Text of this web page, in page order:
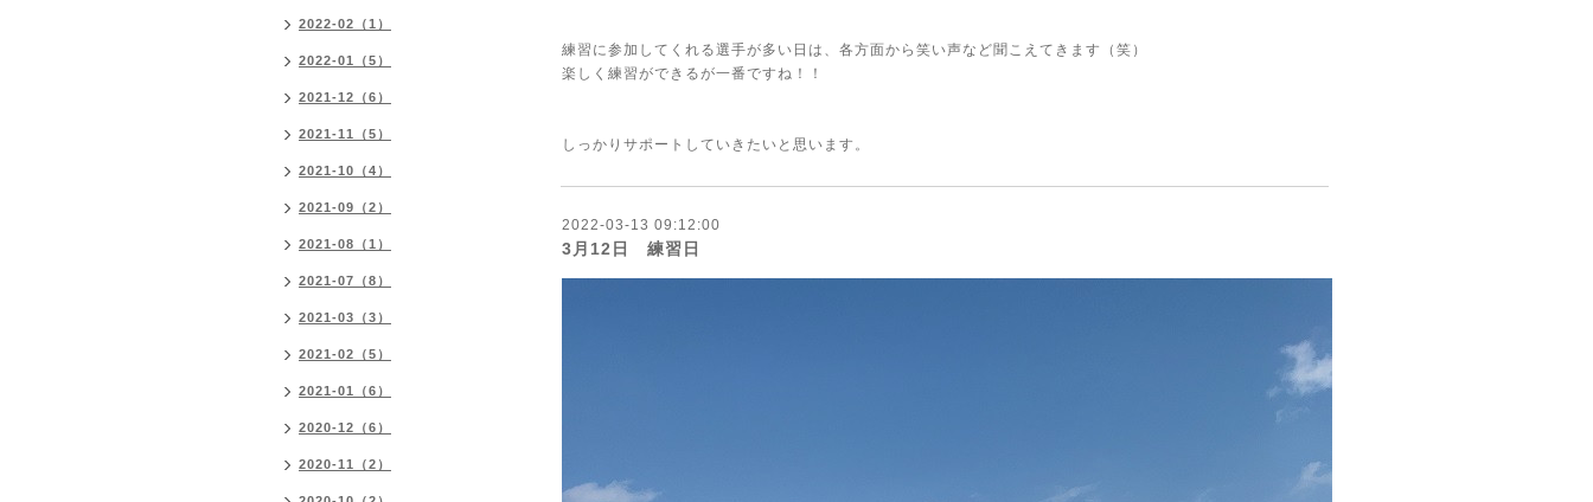
練習に参加してくれる選手が多い日は、各方面から笑い声など聞こえてきます（笑）
楽しく練習ができるが一番ですね！！
しっかりサポートしていきたいと思います。
2022-03-13 09:12:00
3月12日 練習日
2022-02（1）
2022-01（5）
2021-12（6）
2021-11（5）
2021-10（4）
2021-09（2）
2021-08（1）
2021-07（8）
2021-03（3）
2021-02（5）
2021-01（6）
2020-12（6）
2020-11（2）